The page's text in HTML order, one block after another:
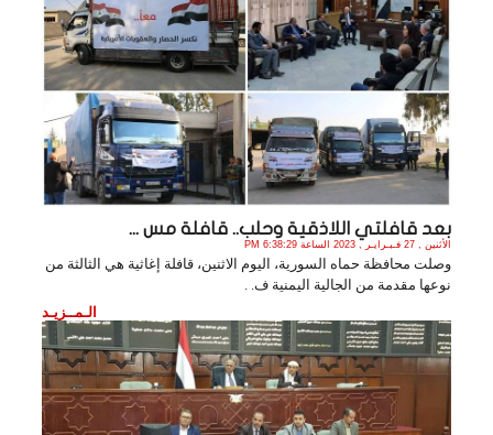
بعد قافلتي اللاذقية وحلب.. قافلة مس ...
الأثنين , 27 فـبـرايـر , 2023 الساعة 6:38:29 PM
وصلت محافظة حماه السورية، اليوم الاثنين، قافلة إغاثية هي الثالثة من
نوعها مقدمة من الجالية اليمنية ف. .
الـمــزيـد